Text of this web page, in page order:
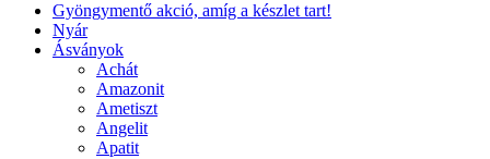
Gyöngymentő akció, amíg a készlet tart!
Nyár
Ásványok
Achát
Amazonit
Ametiszt
Angelit
Apatit